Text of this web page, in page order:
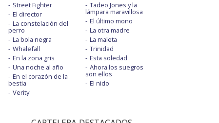
Street Fighter
El director
La constelación del
perro
La bola negra
Whalefall
En la zona gris
Una noche al año
En el corazón de la
bestia
Verity
Tadeo Jones y la
lámpara maravillosa
El último mono
La otra madre
La maleta
Trinidad
Esta soledad
Ahora los suegros
son ellos
El nido